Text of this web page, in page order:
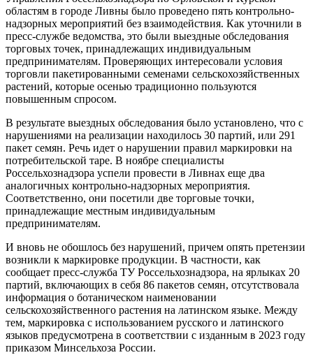
областям в городе Ливны было проведено пять контрольно-
надзорных мероприятий без взаимодействия. Как уточнили в
пресс-службе ведомства, это были выездные обследования
торговых точек, принадлежащих индивидуальным
предпринимателям. Проверяющих интересовали условия
торговли пакетированными семенами сельскохозяйственных
растений, которые осенью традиционно пользуются
повышенным спросом.
В результате выездных обследования было установлено, что с
нарушениями на реализации находилось 30 партий, или 291
пакет семян. Речь идет о нарушении правил маркировки на
потребительской таре. В ноябре специалисты
Россельхознадзора успели провести в Ливнах еще два
аналогичных контрольно-надзорных мероприятия.
Соответственно, они посетили две торговые точки,
принадлежащие местным индивидуальным
предпринимателям.
И вновь не обошлось без нарушений, причем опять претензии
возникли к маркировке продукции. В частности, как
сообщает пресс-служба ТУ Россельхознадзора, на ярлыках 20
партий, включающих в себя 86 пакетов семян, отсутствовала
информация о ботаническом наименовании
сельскохозяйственного растения на латинском языке. Между
тем, маркировка с использованием русского и латинского
языков предусмотрена в соответствии с изданным в 2023 году
приказом Минсельхоза России.